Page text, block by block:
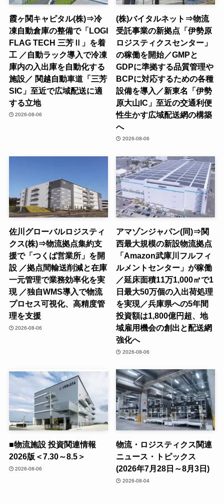
霞ヶ関キャピタル(株)⇒冷
凍自動倉庫の整備で「LOGI
FLAG TECH 三芳Ⅱ」を着
工 ／自動ラック導入で冷凍
庫内の入出庫を自動化する
施設／ 関越自動車道「三芳
SIC」至近で広域配送に適
する立地
2026-08-06
(株)バイタルネット⇒物流
受託事業の新拠点「伊勢原
ロジスティクスセンター」
の稼働を開始／GMPと
GDPに準拠する品質管理や
BCPに対応するための各種
設備を導入／新東名「伊勢
原大山IC」至近の交通利便
性生かす広域配送網の構築
へ
2026-08-06
佐川グローバルロジスティ
クス(株)⇒物流拠点集約支
援で「つくば営業所」を開
設 ／拠点間輸送削減と在庫
一元管理で業務効率化を実
現 ／独自WMS導入で物流
プロセス可視化、高精度管
理を支援
2026-08-06
アマゾンジャパン(同)⇒関
西最大規模の新設物流拠点
「Amazon武庫川フルフィ
ルメントセンター」が稼働
／延床面積11万1,000㎡で1
日最大50万個の入出荷処理
を実現／兵庫県への5年間
投資額は1,800億円超、地
域雇用機会の創出と配送網
強化へ
2026-08-06
■物流施設 投資関連情報
2026版＜7.30～8.5＞
2026-08-06
物流・ロジスティクス関連
ニュース・トピックス
(2026年7月28日～8月3日)
2026-08-04